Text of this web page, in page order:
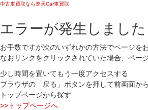
中古車買取なら楽天Car車買取
エラーが発生しました
お手数ですが次のいずれかの方法でページを
なおリンクをクリックされていた場合、ペー
少し時間を置いてもう一度アクセスする
ブラウザの「戻る」ボタンを押して前画面か
トップページから探す
>>トップページへ